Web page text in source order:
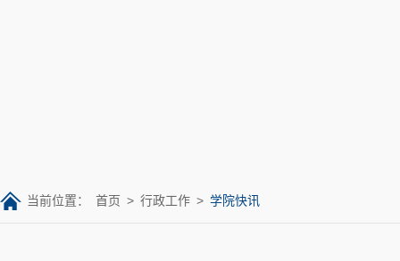
当前位置： 首页 > 行政工作 > 学院快讯